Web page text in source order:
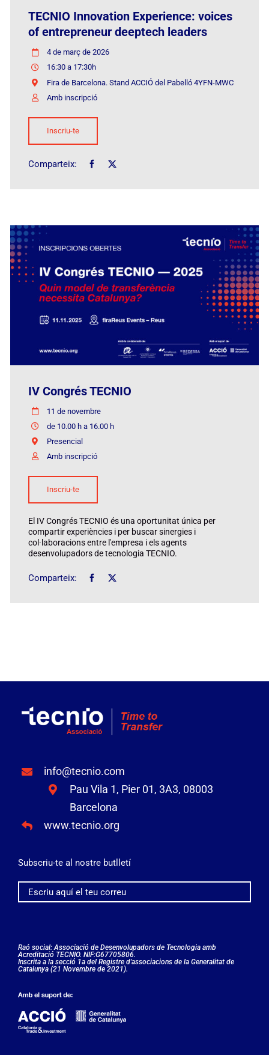
TECNIO Innovation Experience: voices
of entrepreneur deeptech leaders
4 de març de 2026
16:30 a 17:30h
Fira de Barcelona. Stand ACCIÓ del Pabelló 4YFN-MWC
Amb inscripció
Inscriu-te
Comparteix:
IV Congrés TECNIO
11 de novembre
de 10.00 h a 16.00 h
Presencial
Amb inscripció
Inscriu-te
El IV Congrés TECNIO és una oportunitat única per
compartir experiències i per buscar sinergies i
col·laboracions entre l'empresa i els agents
desenvolupadors de tecnologia TECNIO.
Comparteix:
info@tecnio.com
Pau Vila 1, Pier 01, 3A3, 08003
Barcelona
www.tecnio.org
Subscriu-te al nostre butlletí
Raó social: Associació de Desenvolupadors de Tecnologia amb
Acreditació TECNIO. NIF:G67705806.
Inscrita a la secció 1a del Registre d'associacions de la Generalitat de
Catalunya (21 Novembre de 2021).